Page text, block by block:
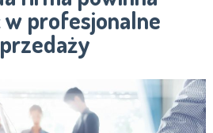
profesjonalne